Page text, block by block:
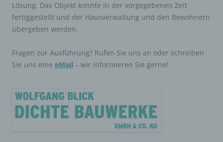
Lösung. Das Objekt konnte in der vorgegebenen Zeit
fertiggestellt und der Hausverwaltung und den Bewohnern
übergeben werden.
Fragen zur Ausführung? Rufen Sie uns an oder schreiben
Sie uns eine eMail – wir informieren Sie gerne!